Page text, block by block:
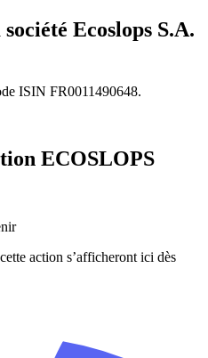
Ecoslops S.A.
ISIN FR0011490648.
ECOSLOPS
action s’afficheront ici dès